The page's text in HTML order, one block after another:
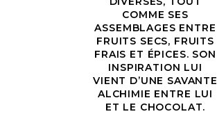
COMME SES
ASSEMBLAGES ENTRE
FRUITS SECS, FRUITS
FRAIS ET ÉPICES. SON
INSPIRATION LUI
VIENT D’UNE SAVANTE
ALCHIMIE ENTRE LUI
ET LE CHOCOLAT.